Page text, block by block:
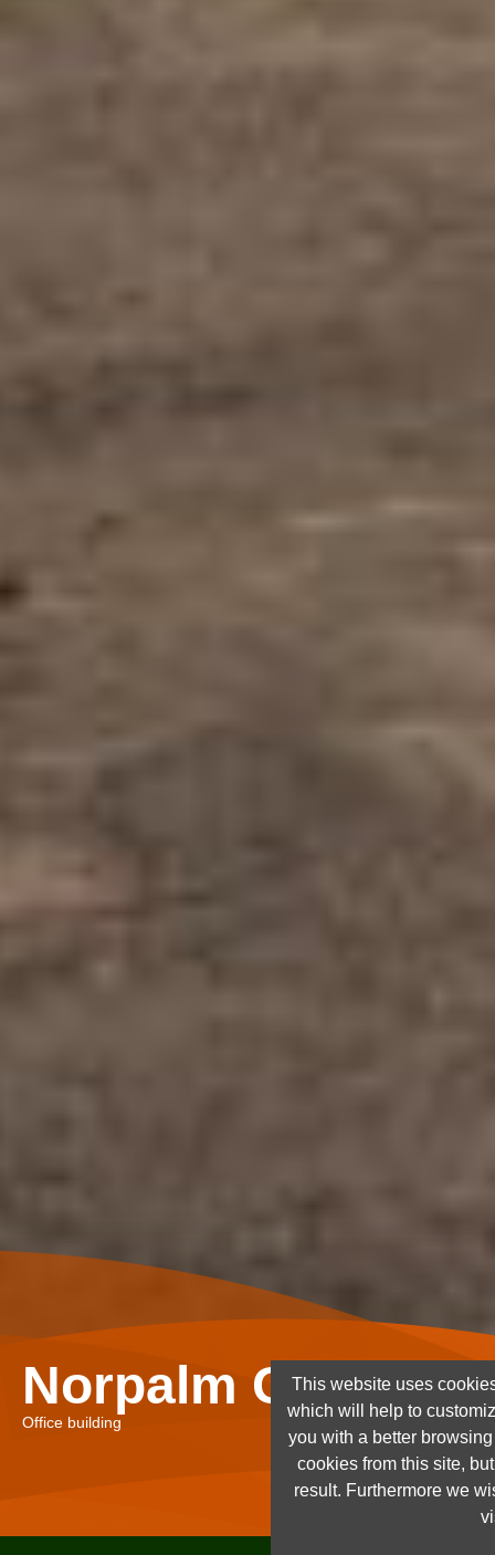
Norpalm Ghana
Office building
This website uses
which will help to
you with a better
cookies from this site,
result. Furthermore we